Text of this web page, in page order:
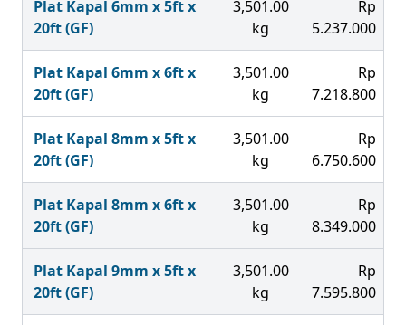
Plat Kapal 6mm x 5ft x
20ft (GF)
3,501.00
kg
Rp
5.237.000
Plat Kapal 6mm x 6ft x
20ft (GF)
3,501.00
kg
Rp
7.218.800
Plat Kapal 8mm x 5ft x
20ft (GF)
3,501.00
kg
Rp
6.750.600
Plat Kapal 8mm x 6ft x
20ft (GF)
3,501.00
kg
Rp
8.349.000
Plat Kapal 9mm x 5ft x
20ft (GF)
3,501.00
kg
Rp
7.595.800